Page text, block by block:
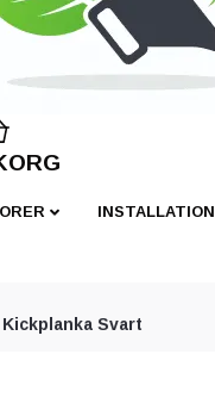
INSTALLATION
Svart